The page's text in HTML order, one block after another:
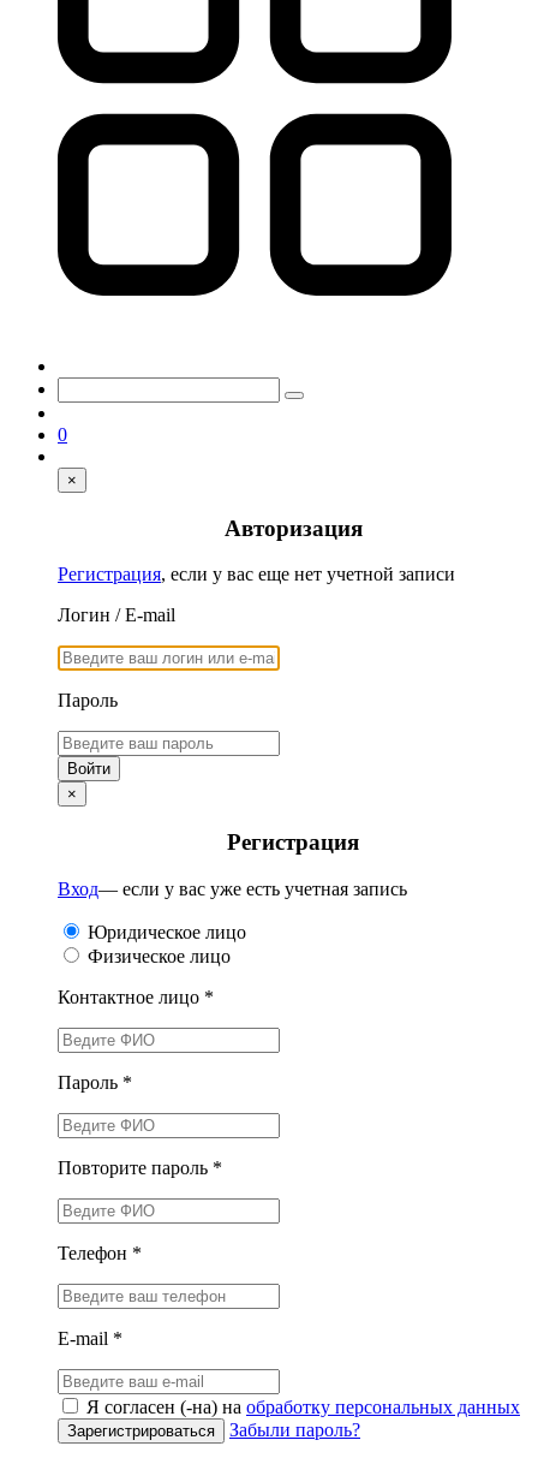
0
×
Авторизация
Регистрация, если у вас еще нет учетной записи
Логин / E-mail
Пароль
×
Регистрация
Вход— если у вас уже есть учетная запись
Юридическое лицо
Физическое лицо
Контактное лицо *
Пароль *
Повторите пароль *
Телефон *
E-mail *
Я согласен (-на) на обработку персональных данных
Зарегистрироваться Забыли пароль?